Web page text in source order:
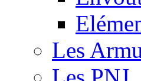
Les